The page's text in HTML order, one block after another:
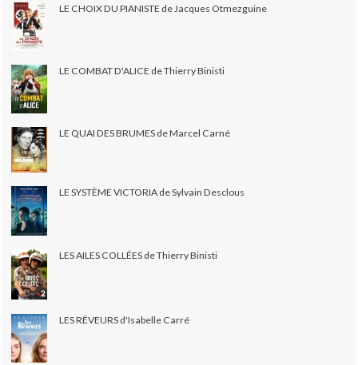
LE CHOIX DU PIANISTE de Jacques Otmezguine
LE COMBAT D'ALICE de Thierry Binisti
LE QUAI DES BRUMES de Marcel Carné
LE SYSTÈME VICTORIA de Sylvain Desclous
LES AILES COLLÉES de Thierry Binisti
LES RÊVEURS d'Isabelle Carré